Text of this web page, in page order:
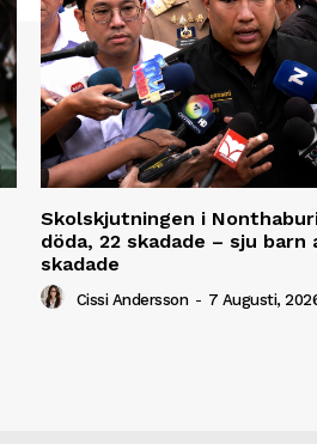
Skolskjutningen i
döda, 22 skadade – sju
skadade
Cissi Andersson - 7 Augusti,